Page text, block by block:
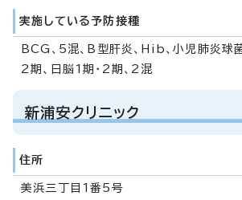
実施している予防接種
BCG、5混、B型肝炎、Hib、小児肺炎球
2期、日脳1期・2期、2混
新浦安クリニック
住所
美浜三丁目1番5号